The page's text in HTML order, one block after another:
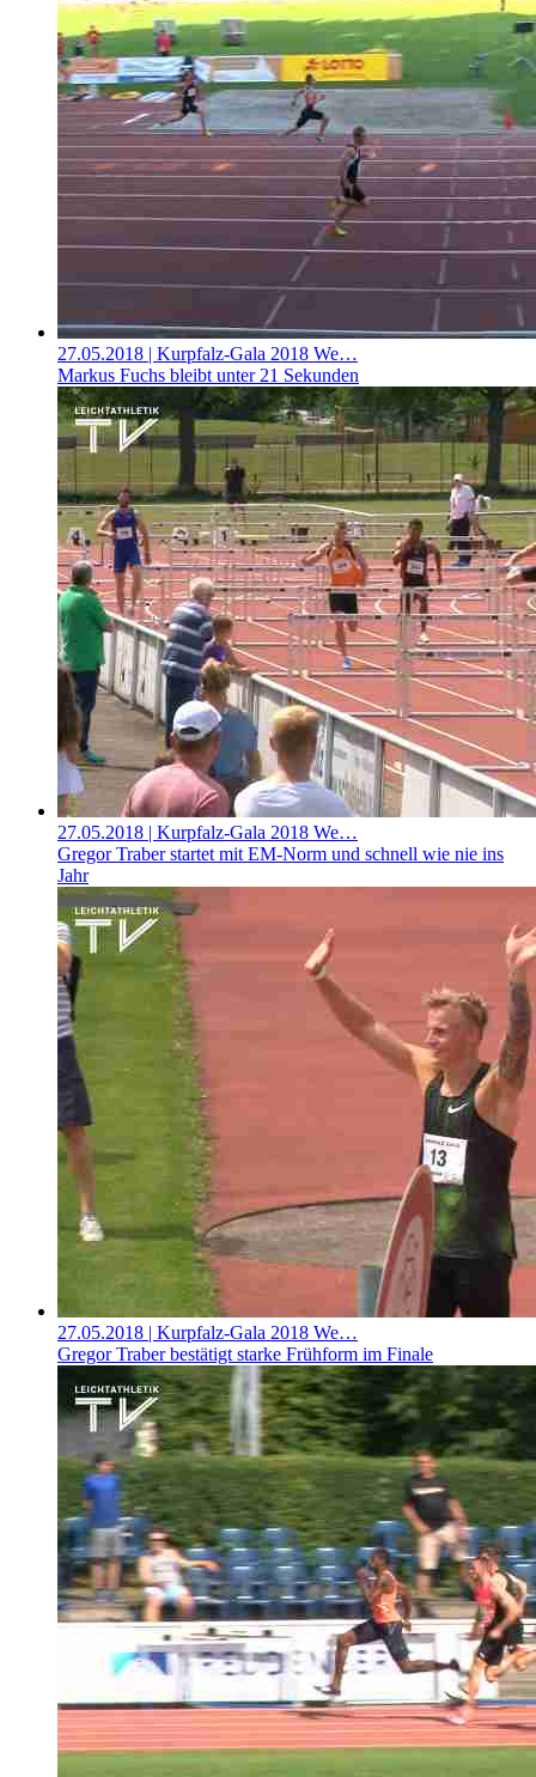
27.05.2018 | Kurpfalz-Gala 2018 We…
Markus Fuchs bleibt unter 21 Sekunden
27.05.2018 | Kurpfalz-Gala 2018 We…
Gregor Traber startet mit EM-Norm und schnell wie nie ins
Jahr
27.05.2018 | Kurpfalz-Gala 2018 We…
Gregor Traber bestätigt starke Frühform im Finale